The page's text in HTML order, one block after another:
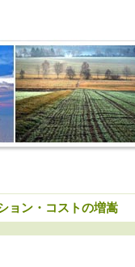
ョン・コストの増嵩